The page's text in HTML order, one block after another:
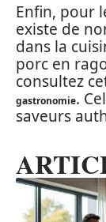
Enfin, pour
existe de
dans la
porc en
consultez
gastronomie.
saveurs